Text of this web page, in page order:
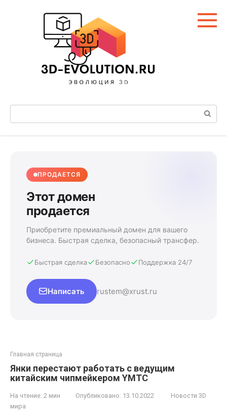
Поиск:
ПРОДАЕТСЯ
Этот домен
продается
Приобретите премиальный домен для вашего
бизнеса. Быстрая сделка, безопасный трансфер.
Быстрая сделка Безопасно Поддержка 24/7
Написать rustem@xrust.ru
Главная страница
Янки перестают работать с ведущим
китайским чипмейкером YMTC
На чтение: 2 мин Опубликовано: 13.10.2022
Новости 3D
мира